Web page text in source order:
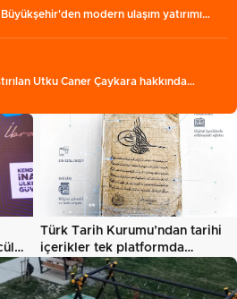
Büyükşehir'den modern ulaşım yatırımı…
Utku Caner Çaykara hakkında…
Türk Tarih Kurumu’ndan tarihi
içerikler tek platformda…